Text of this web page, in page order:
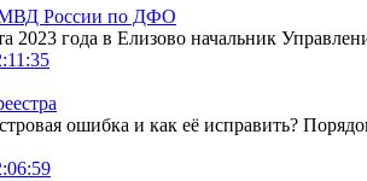
России по ДФО
2023 года в Елизово начальник
ошибка и как её исправить?